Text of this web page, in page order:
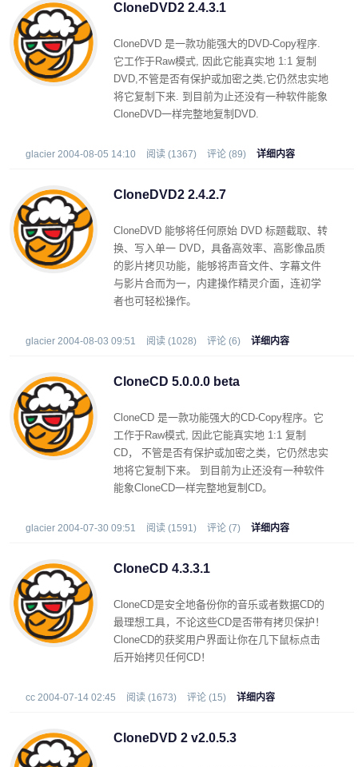
CloneDVD2 2.4.3.1
CloneDVD 是一款功能强大的DVD-Copy程序.
它工作于Raw模式, 因此它能真实地 1:1 复制
DVD,不管是否有保护或加密之类,它仍然忠实地
将它复制下来. 到目前为止还没有一种软件能象
CloneDVD一样完整地复制DVD.
glacier 2004-08-05 14:10 阅读 (1367) 评论 (89) 详细内容
CloneDVD2 2.4.2.7
CloneDVD 能够将任何原始 DVD 标题截取、转
换、写入单一 DVD，具备高效率、高影像品质
的影片拷贝功能，能够将声音文件、字幕文件
与影片合而为一，内建操作精灵介面，连初学
者也可轻松操作。
glacier 2004-08-03 09:51 阅读 (1028) 评论 (6) 详细内容
CloneCD 5.0.0.0 beta
CloneCD 是一款功能强大的CD-Copy程序。它
工作于Raw模式, 因此它能真实地 1:1 复制
CD， 不管是否有保护或加密之类，它仍然忠实
地将它复制下来。 到目前为止还没有一种软件
能象CloneCD一样完整地复制CD。
glacier 2004-07-30 09:51 阅读 (1591) 评论 (7) 详细内容
CloneCD 4.3.3.1
CloneCD是安全地备份你的音乐或者数据CD的
最理想工具，不论这些CD是否带有拷贝保护！
CloneCD的获奖用户界面让你在几下鼠标点击
后开始拷贝任何CD！
cc 2004-07-14 02:45 阅读 (1673) 评论 (15) 详细内容
CloneDVD 2 v2.0.5.3